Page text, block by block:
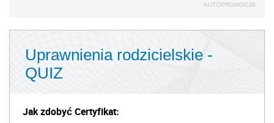
AUTOPROMOCJA
Uprawnienia rodzicielskie -
QUIZ
Jak zdobyć Certyfikat: